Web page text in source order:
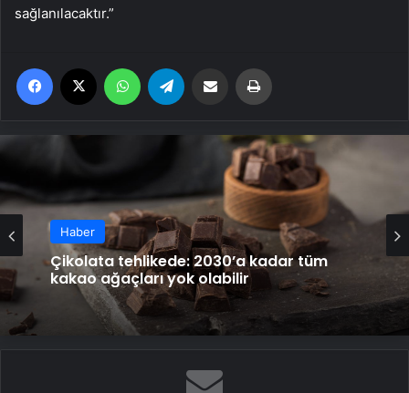
sağlanılacaktır.”
Facebook WhatsApp Email'den paylaş
Haber
Çikolata tehlikede: 2030’a kadar tüm
kakao ağaçları yok olabilir